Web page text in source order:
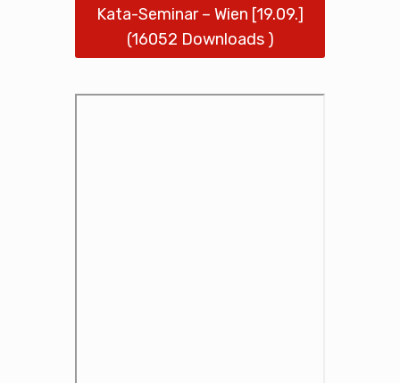
Kata-Seminar – Wien [19.09.]
(16052 Downloads )